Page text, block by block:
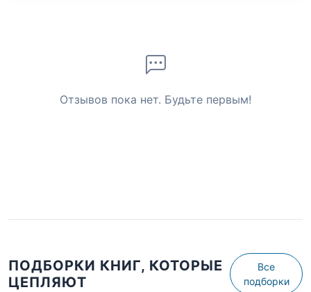
Отзывов пока нет. Будьте первым!
ПОДБОРКИ КНИГ, КОТОРЫЕ
ЦЕПЛЯЮТ
Все
подборки